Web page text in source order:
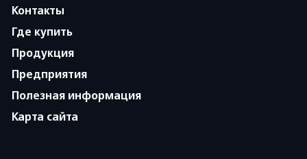
Контакты
Где купить
Продукция
Предприятия
Полезная информация
Карта сайта